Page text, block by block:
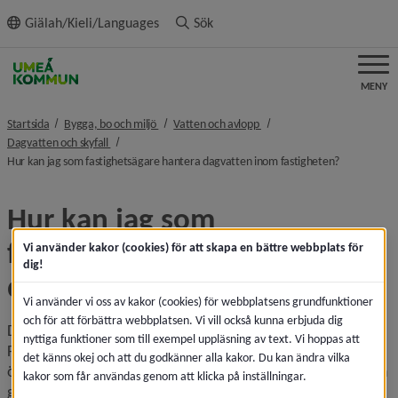
innehållet
Giälah/Kieli/Languages Sök
MENY
Startsida Bygga, bo och miljö nivå i brödsmulenavigeringen
Vatten och avlopp nivå i brödsmulenavigeringen
Dagvatten och skyfall nivå i brödsmulenavigeringen
Hur kan jag som fastighetsägare hantera dagvatten inom fastigheten?nivå i
Hur kan jag som
fastighetsägare hantera
dagvatten inom fastigheten?
Dagvatten berör alla och alla behöver hjälpa till.
Fastighetsägare kan hjälpa till att minska risken för
översvämningar genom att avlasta ledningsnäten och diken
genom exempelvis låta vattnet rinna ut i trädgården eller
Vi använder kakor (cookies) för att skapa en bättre webbplats för
dig!
Vi använder vi oss av kakor (cookies) för webbplatsens grundfunktioner
och för att förbättra webbplatsen. Vi vill också kunna erbjuda dig
nyttiga funktioner som till exempel uppläsning av text. Vi hoppas att
det känns okej och att du godkänner alla kakor. Du kan ändra vilka
kakor som får användas genom att klicka på inställningar.